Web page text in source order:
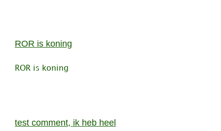
ROR is koning
ROR is koning
test comment, ik heb heel